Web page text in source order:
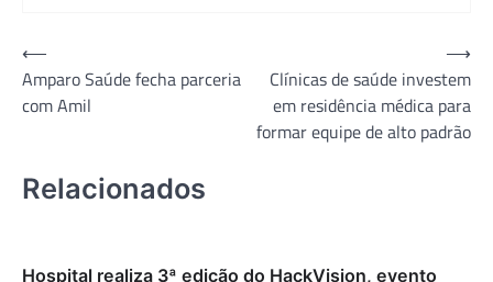
Navegação
de
Post
⟵
Amparo Saúde fecha parceria
com Amil
Clínicas de saúde investem
em residência médica para
formar equipe de alto padrão
⟶
Relacionados
Hospital realiza 3ª edição do HackVision, evento